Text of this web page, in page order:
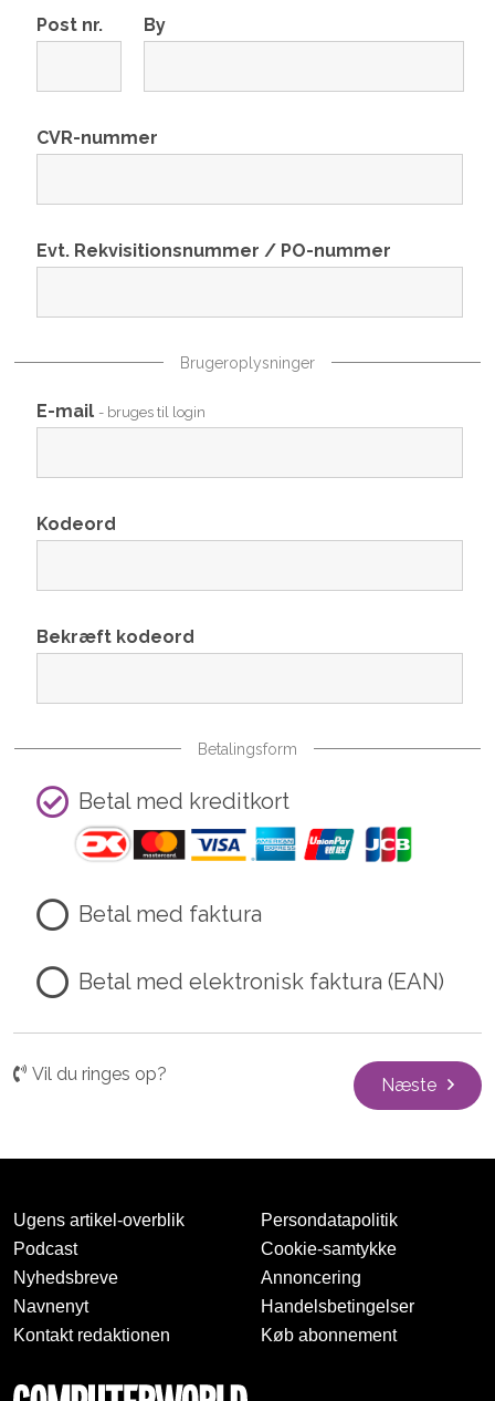
Post nr. By
CVR-nummer
Evt. Rekvisitionsnummer / PO-nummer
Brugeroplysninger
E-mail - bruges til login
Kodeord
Bekræft kodeord
Betalingsform
Betal med kreditkort
Betal med faktura
Betal med elektronisk faktura (EAN)
Vil du ringes op?
Næste
Ugens artikel-overblik
Podcast
Nyhedsbreve
Navnenyt
Kontakt redaktionen
Persondatapolitik
Cookie-samtykke
Annoncering
Handelsbetingelser
Køb abonnement